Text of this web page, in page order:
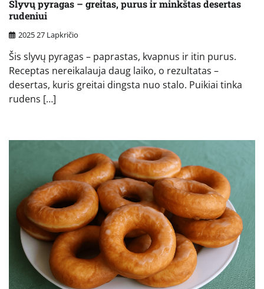
Slyvų pyragas – greitas, purus ir minkštas desertas
rudeniui
2025 27 Lapkričio
Šis slyvų pyragas – paprastas, kvapnus ir itin purus.
Receptas nereikalauja daug laiko, o rezultatas –
desertas, kuris greitai dingsta nuo stalo. Puikiai tinka
rudens […]